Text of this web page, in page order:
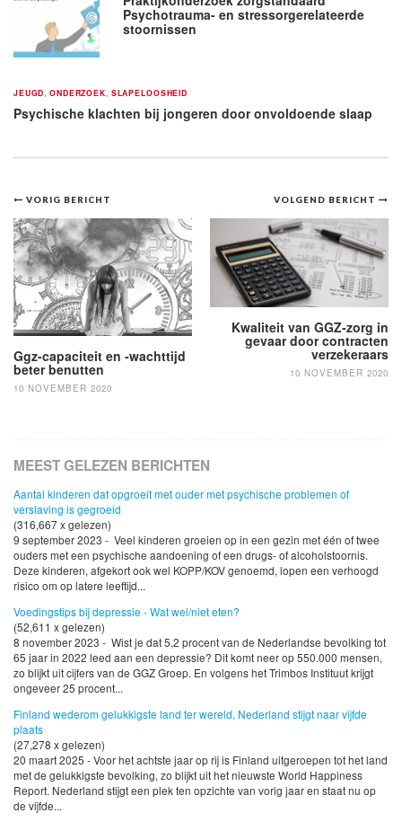
Psychotrauma- en stressorgerelateerde
stoornissen
JEUGD ,ONDERZOEK SLAPELOOSHEID
Psychische klachten bij jongeren door onvoldoende slaap
Bericht
navigatie
VOLGEND BERICHT
Kwaliteit van GGZ-zorg in
gevaar door contracten
verzekeraars
10 NOVEMBER 2020
VORIG BERICHT
Ggz-capaciteit en -wachttijd
beter benutten
10 NOVEMBER 2020
MEEST GELEZEN BERICHTEN
Aantal kinderen dat opgroeit met ouder met psychische problemen of
verslaving is gegroeid
(316,667 x gelezen)
9 september 2023 - Veel kinderen groeien op in een gezin met één of twee
ouders met een psychische aandoening of een drugs- of alcoholstoornis.
Deze kinderen, afgekort ook wel KOPP/KOV genoemd, lopen een verhoogd
risico om op latere leeftijd...
Voedingstips bij depressie - Wat wel/niet eten?
(52,611 x gelezen)
8 november 2023 - Wist je dat 5,2 procent van de Nederlandse bevolking tot
65 jaar in 2022 leed aan een depressie? Dit komt neer op 550.000 mensen,
zo blijkt uit cijfers van de GGZ Groep. En volgens het Trimbos Instituut krijgt
ongeveer 25 procent...
Finland wederom gelukkigste land ter wereld, Nederland stijgt naar vijfde
plaats
(27,278 x gelezen)
20 maart 2025 - Voor het achtste jaar op rij is Finland uitgeroepen tot het land
met de gelukkigste bevolking, zo blijkt uit het nieuwste World Happiness
Report. Nederland stijgt een plek ten opzichte van vorig jaar en staat nu op
de vijfde...